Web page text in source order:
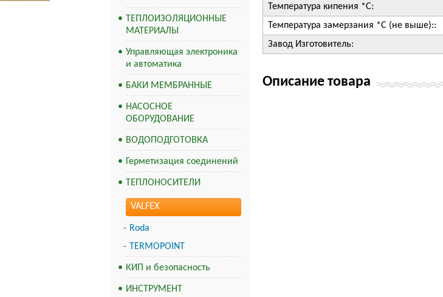
ТЕПЛОИЗОЛЯЦИОННЫЕ
МАТЕРИАЛЫ
Управляющая электроника
и автоматика
БАКИ МЕМБРАННЫЕ
НАСОСНОЕ
ОБОРУДОВАНИЕ
ВОДОПОДГОТОВКА
Герметизация соединений
ТЕПЛОНОСИТЕЛИ
VALFEX
Roda
TERMOPOINT
КИП и безопасность
ИНСТРУМЕНТ
Температура кипения *С:
Температура замерзания *С (не выше)::
Завод Изготовитель:
Описание товара